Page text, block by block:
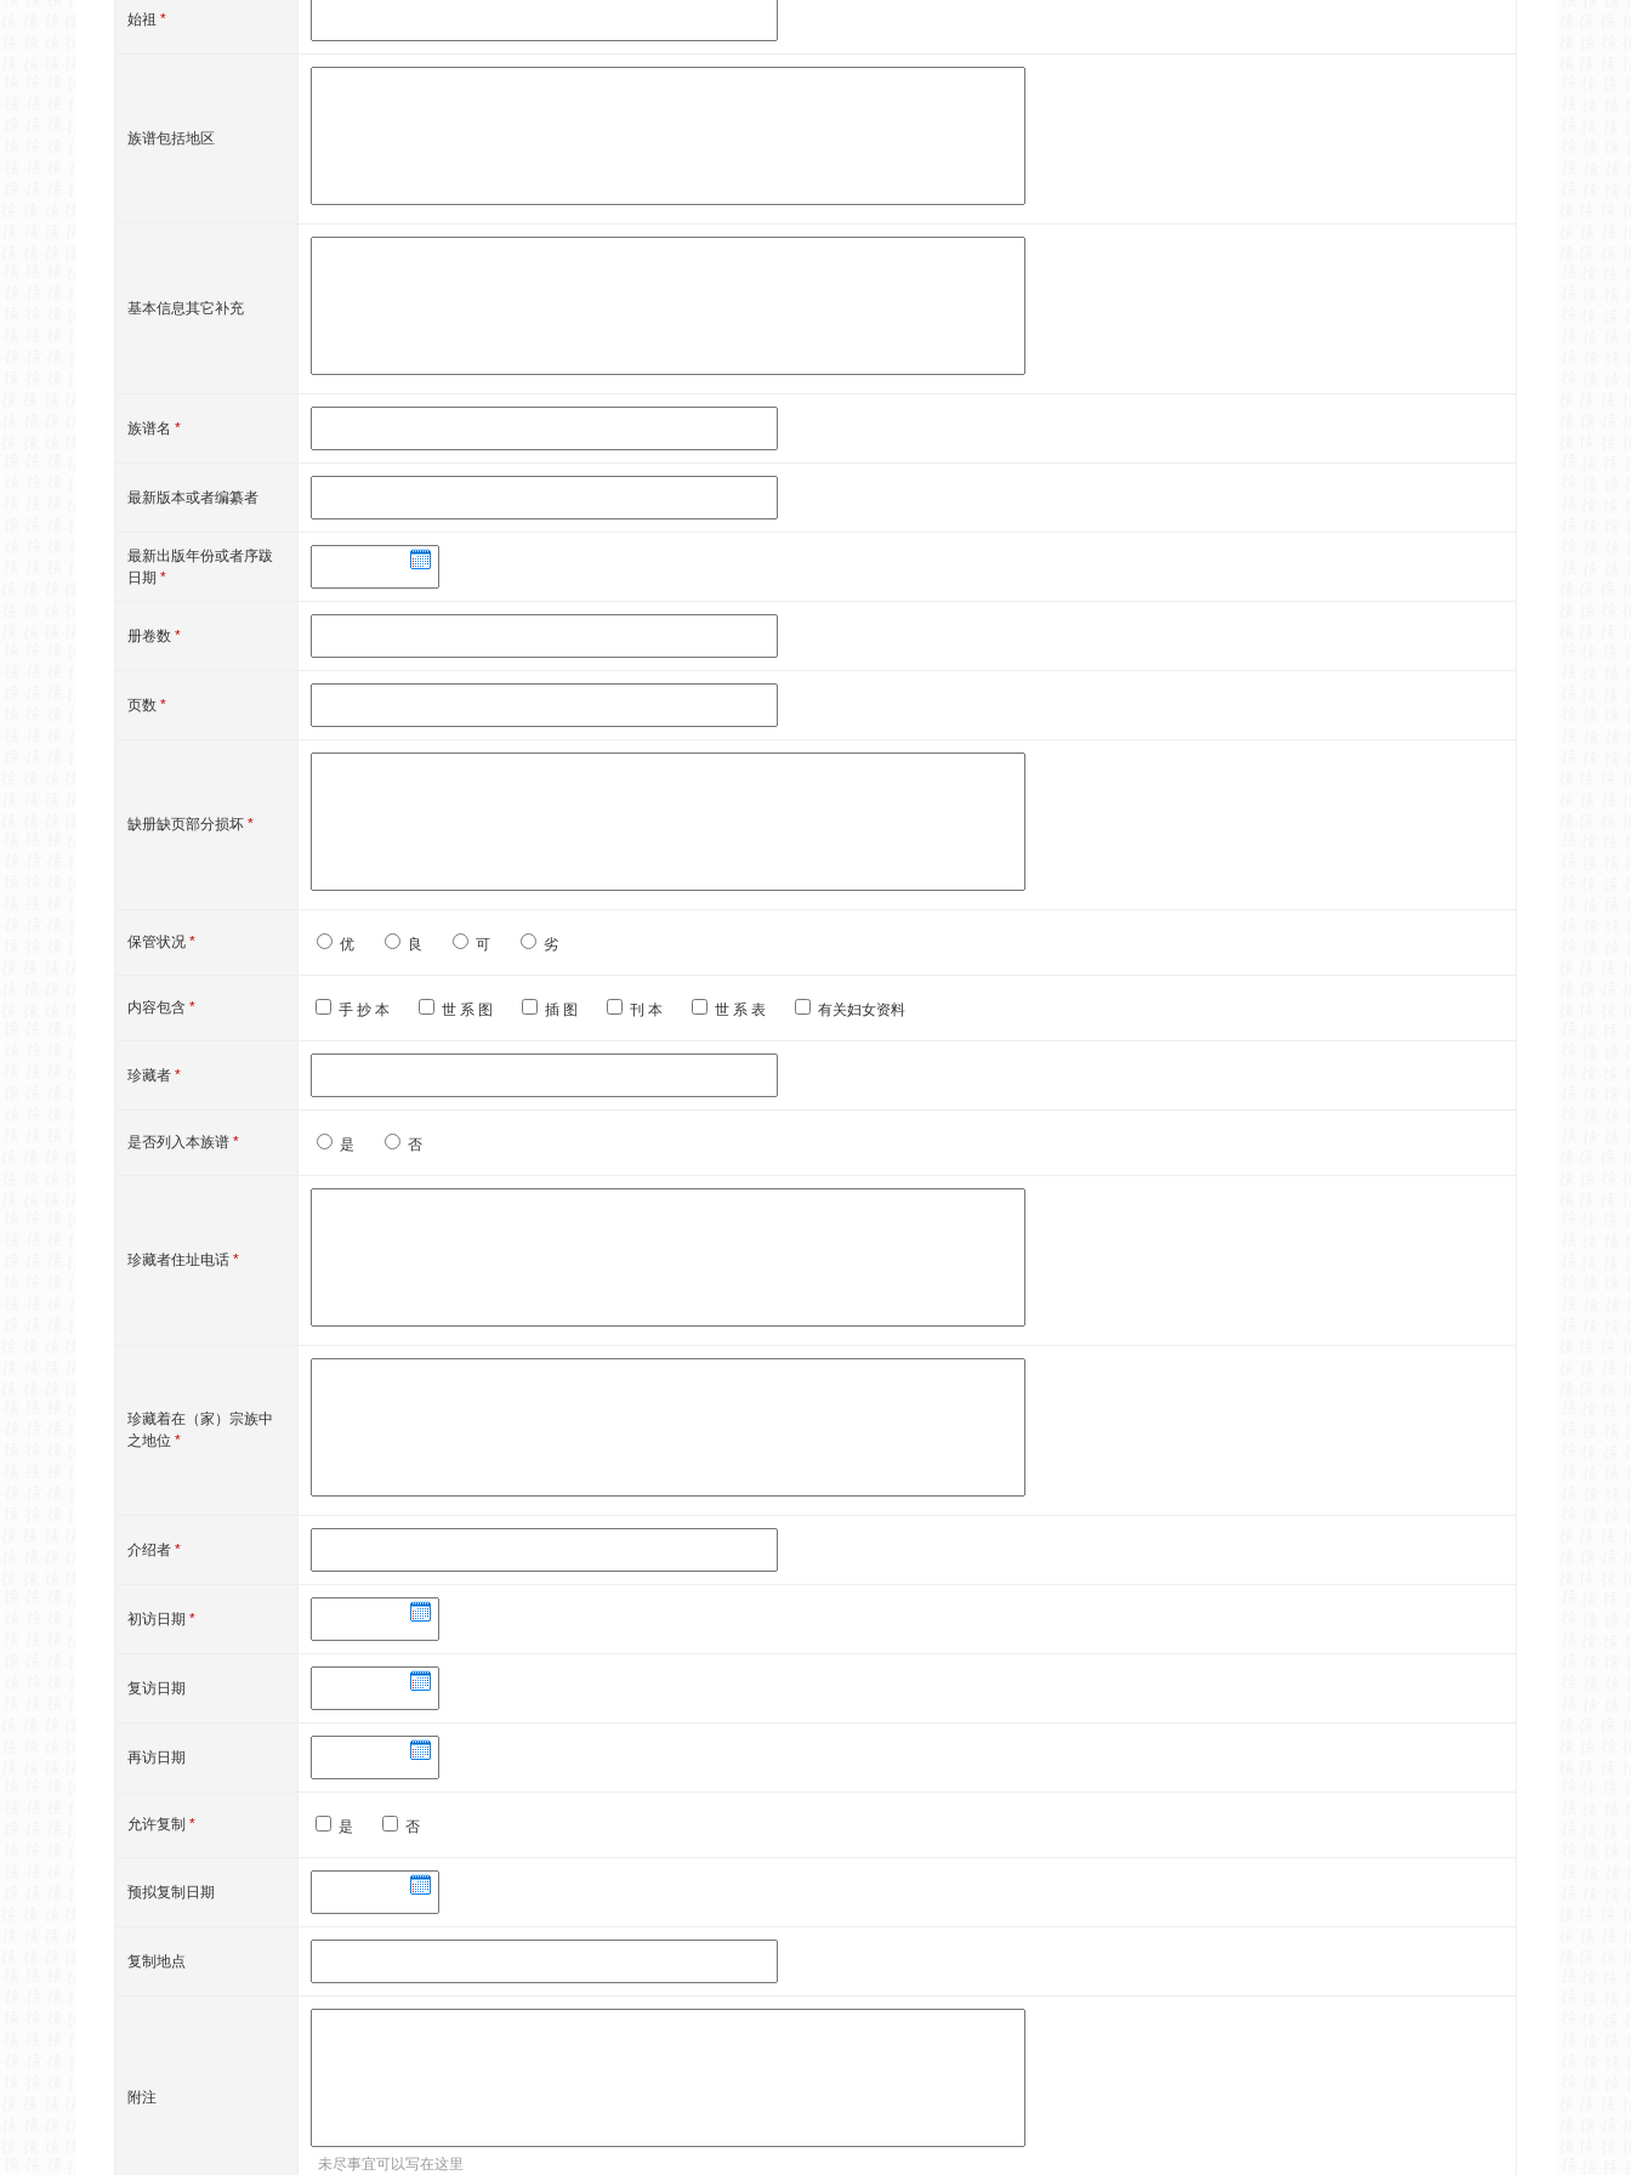
始祖 *
族谱包括地区
基本信息其它补充
族谱名 *
最新版本或者编纂者
最新出版年份或者序跋
日期 *
册卷数 *
页数 *
缺册缺页部分损坏 *
保管状况 * 优 良 可 劣
内容包含 * 手 抄 本 世 系 图 插 图 刊 本 世 系 表 有关妇女资料
珍藏者 *
是否列入本族谱 * 是 否
珍藏者住址电话 *
珍藏着在（家）宗族中
之地位 *
介绍者 *
初访日期 *
复访日期
再访日期
允许复制 * 是 否
预拟复制日期
复制地点
附注
未尽事宜可以写在这里